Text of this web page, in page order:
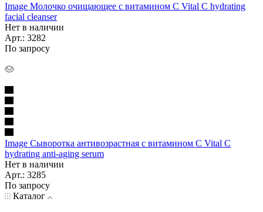
Image Молочко очищающее с витамином С Vital C hydrating
facial cleanser
Нет в наличии
Арт.: 3282
По запросу
Image Сыворотка антивозрастная с витамином С Vital C
hydrating anti-aging serum
Нет в наличии
Арт.: 3285
По запросу
Каталог